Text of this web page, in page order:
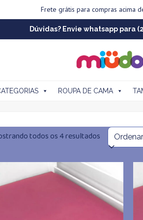
Frete grátis para compras acima
Dúvidas? Envie whatsapp para
ROUPA DE CAMA
todos os 4 resultados Classificado
mais
recente